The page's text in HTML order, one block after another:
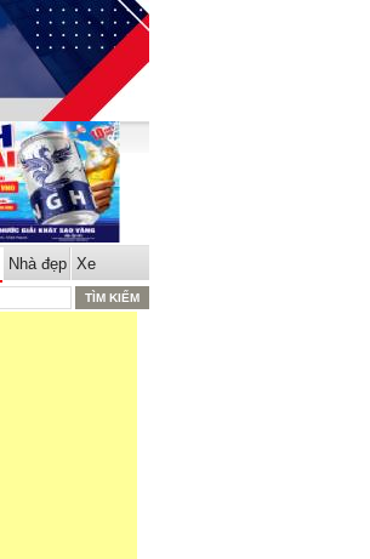
Nhà đẹp Xe